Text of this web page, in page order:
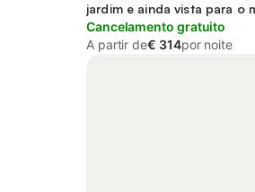
jardim e ainda vista para o
Cancelamento gratuito
A partir de€ 314por noite